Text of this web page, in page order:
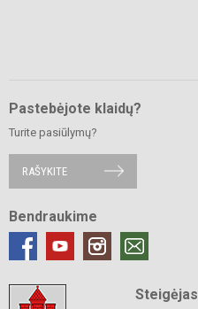
Pastebėjote klaidų?
Turite pasiūlymų?
RAŠYKITE
Bendraukime
Steigėjas